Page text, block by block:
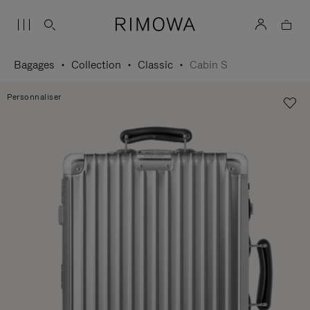
Bagages Collection Classic Cabin S
Personnaliser